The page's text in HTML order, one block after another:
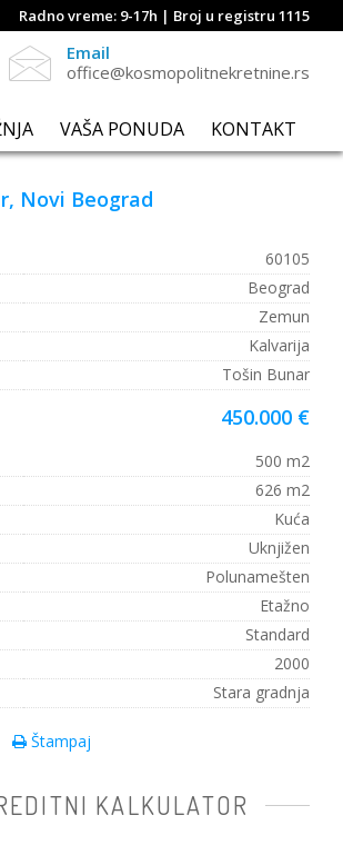
Radno vreme: 9-17h | Broj u registru 1115
Email
office@kosmopolitnekretnine.rs
VAŠA PONUDA KONTAKT
Novi Beograd
60105
Beograd
Zemun
Kalvarija
Tošin Bunar
450.000 €
500 m2
626 m2
Kuća
Uknjižen
Polunamešten
Etažno
Standard
2000
Stara gradnja
Štampaj
KALKULATOR